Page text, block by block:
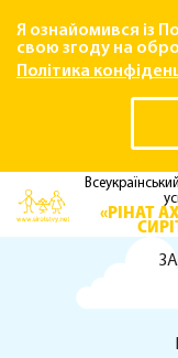
Я ознайомився із
свою згоду на
Політика
«РІНАТ